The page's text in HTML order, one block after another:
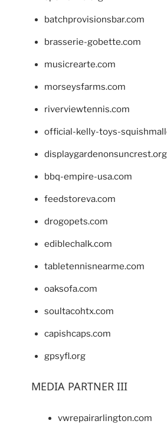
batchprovisionsbar.com
brasserie-gobette.com
musicrearte.com
morseysfarms.com
riverviewtennis.com
official-kelly-toys-
displaygardenonsuncrest.org
bbq-empire-usa.com
feedstoreva.com
drogopets.com
ediblechalk.com
tabletennisnearme.com
oaksofa.com
soultacohtx.com
capishcaps.com
gpsyfl.org
MEDIA PARTNER III
vwrepairarlington.com